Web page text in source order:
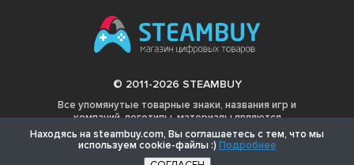
© 2011-2026 STEAMBUY
Все упомянутые товарные знаки, названия игр и
компаний, логотипы, материалы являются
собственностью соответствующих владельцев.
Находясь на steambuy.com, Вы соглашаетесь с тем, что мы
используем cookie-файлы :) Подробнее